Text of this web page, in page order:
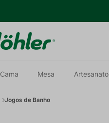
Cama Mesa Artesanato
Jogos de Banho